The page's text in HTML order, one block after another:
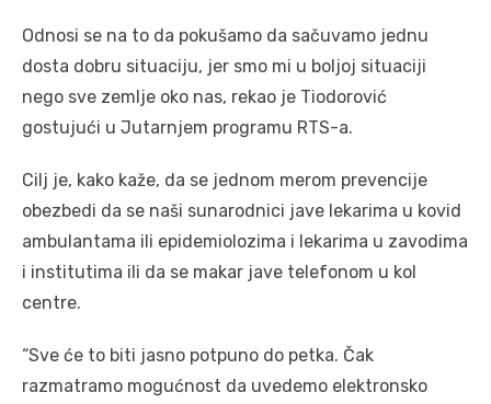
Odnosi se na to da pokušamo da sačuvamo jednu
dosta dobru situaciju, jer smo mi u boljoj situaciji
nego sve zemlje oko nas, rekao je Tiodorović
gostujući u Jutarnjem programu RTS-a.
Cilj je, kako kaže, da se jednom merom prevencije
obezbedi da se naši sunarodnici jave lekarima u kovid
ambulantama ili epidemiolozima i lekarima u zavodima
i institutima ili da se makar jave telefonom u kol
centre.
“Sve će to biti jasno potpuno do petka. Čak
razmatramo mogućnost da uvedemo elektronsko